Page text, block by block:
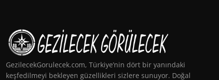
GezilecekGorulecek.com, Türkiye’nin dört bir yanındaki
keşfedilmeyi bekleyen güzellikleri sizlere sunuyor. Doğal